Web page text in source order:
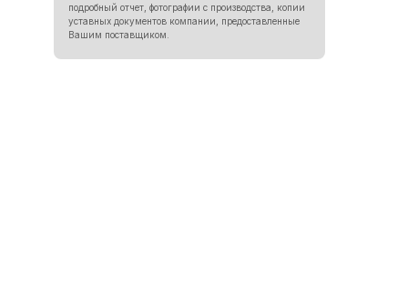
подробный отчет, фотографии с производства, копии
уставных документов компании, предоставленные
Вашим поставщиком.